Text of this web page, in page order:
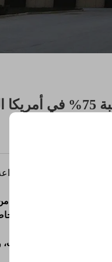
الفقيرة وأنظمة
وتحتوي على
للغاية مع جميع
العنب، الحمضيات،